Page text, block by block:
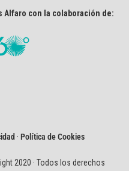
Alfaro con la colaboración de:
·Política de Cookies
2020 · Todos los derechos